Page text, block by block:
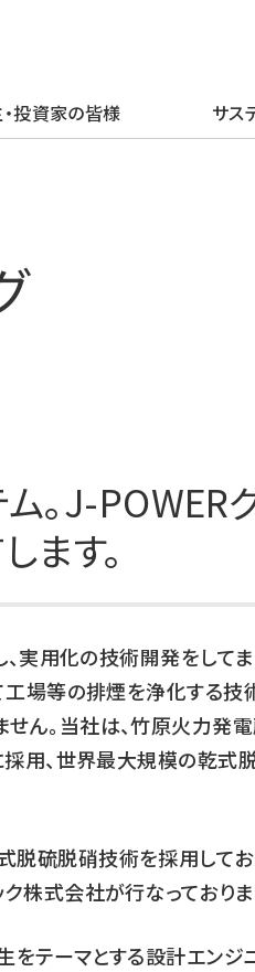
DXの取り組み
技術開発
投資家の皆様 サス
ESGデータ集
。J-POWER
ます。
実用化の技術開発をして
場等の排煙を浄化する技
ん。当社は、竹原火力発
用、世界最大規模の乾式
硫脱硝技術を採用してお
株式会社が行なっておりま
テーマとする設計エンジ